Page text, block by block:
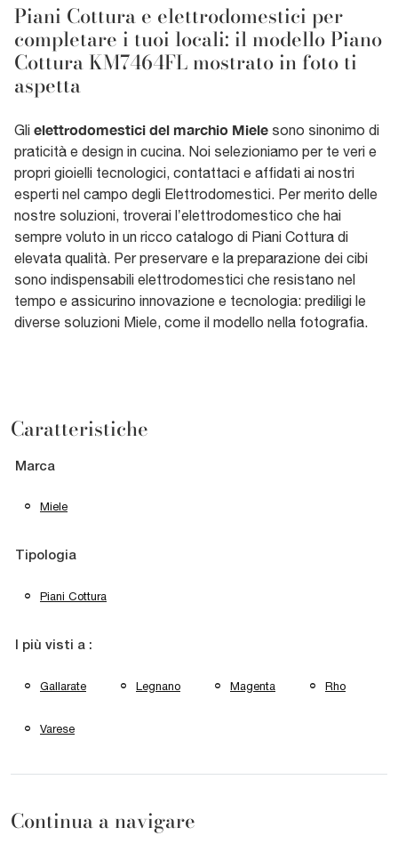
Piani Cottura e elettrodomestici per
completare i tuoi locali: il modello Piano
Cottura KM7464FL mostrato in foto ti
aspetta
Gli elettrodomestici del marchio Miele sono sinonimo di
praticità e design in cucina. Noi selezioniamo per te veri e
propri gioielli tecnologici, contattaci e affidati ai nostri
esperti nel campo degli Elettrodomestici. Per merito delle
nostre soluzioni, troverai l’elettrodomestico che hai
sempre voluto in un ricco catalogo di Piani Cottura di
elevata qualità. Per preservare e la preparazione dei cibi
sono indispensabili elettrodomestici che resistano nel
tempo e assicurino innovazione e tecnologia: prediligi le
diverse soluzioni Miele, come il modello nella fotografia.
Caratteristiche
Marca
Miele
Tipologia
Piani Cottura
I più visti a :
Gallarate Legnano Magenta Rho
Varese
Continua a navigare